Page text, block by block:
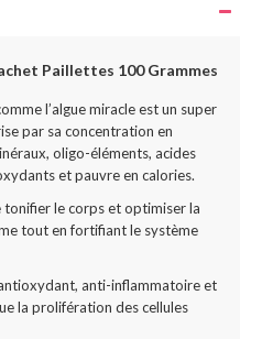
Paillettes 100 Grammes
l’algue miracle est un super
par sa concentration en
oligo-éléments, acides
et pauvre en calories.
le corps et optimiser la
tout en fortifiant le système
anti-inflammatoire et
la prolifération des cellules